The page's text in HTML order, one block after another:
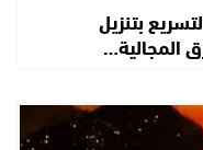
بتنزيل
المجالية…